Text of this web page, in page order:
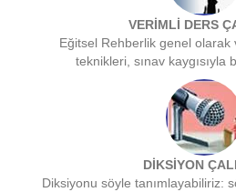
VERİMLİ DERS
Eğitsel Rehberlik genel olarak
teknikleri, sınav kaygısıyla
DİKSİYON
Diksiyonu söyle tanımlayabiliriz: